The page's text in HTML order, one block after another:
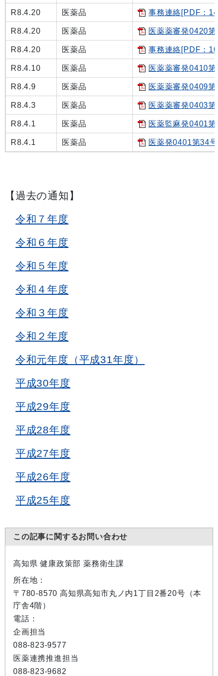
R8.4.20 医薬品 事務連絡[PDF：
R8.4.20 医薬品 医薬薬審発0420
R8.4.20 医薬品 事務連絡[PDF：
R8.4.10 医薬品 医薬薬審発0410
R8.4.9 医薬品 医薬薬審発0409
R8.4.3 医薬品 医薬薬審発0403
R8.4.1 医薬品 医薬監麻発0401
R8.4.1 医薬品 医薬発0401第34
【過去の通知】
令和７年度
令和６年度
令和５年度
令和４年度
令和３年度
令和２年度
令和元年度（平成31年度）
平成30年度
平成29年度
平成28年度
平成27年度
平成26年度
平成25年度
この記事に関するお問い合わせ
高知県 健康政策部 薬務衛生課
所在地：
〒780-8570 高知県高知市丸ノ内1丁目2番20号（本
庁舎4階）
電話：
企画担当
088-823-9577
医薬連携推進担当
088-823-9682